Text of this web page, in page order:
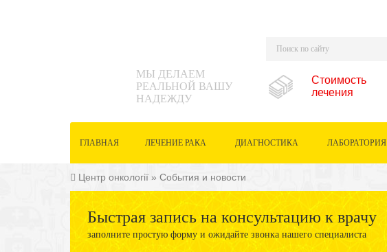
МЫ ДЕЛАЕМ
РЕАЛЬНОЙ ВАШУ
НАДЕЖДУ
Стоимость
лечения
ГЛАВНАЯ ЛЕЧЕНИЕ РАКА ДИАГНОСТИКА ЛАБОРАТОРИЯ
Центр онкології » События и новости
Быстрая запись на консультацию к врачу
заполните простую форму и ожидайте звонка нашего специалиста